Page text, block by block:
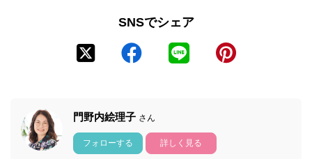
SNSでシェア
門野内絵理子 さん
フォローする 詳しく見る